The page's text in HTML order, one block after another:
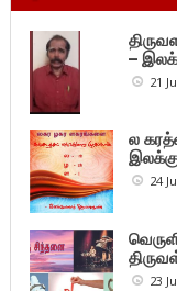
–
21
ல
24
23